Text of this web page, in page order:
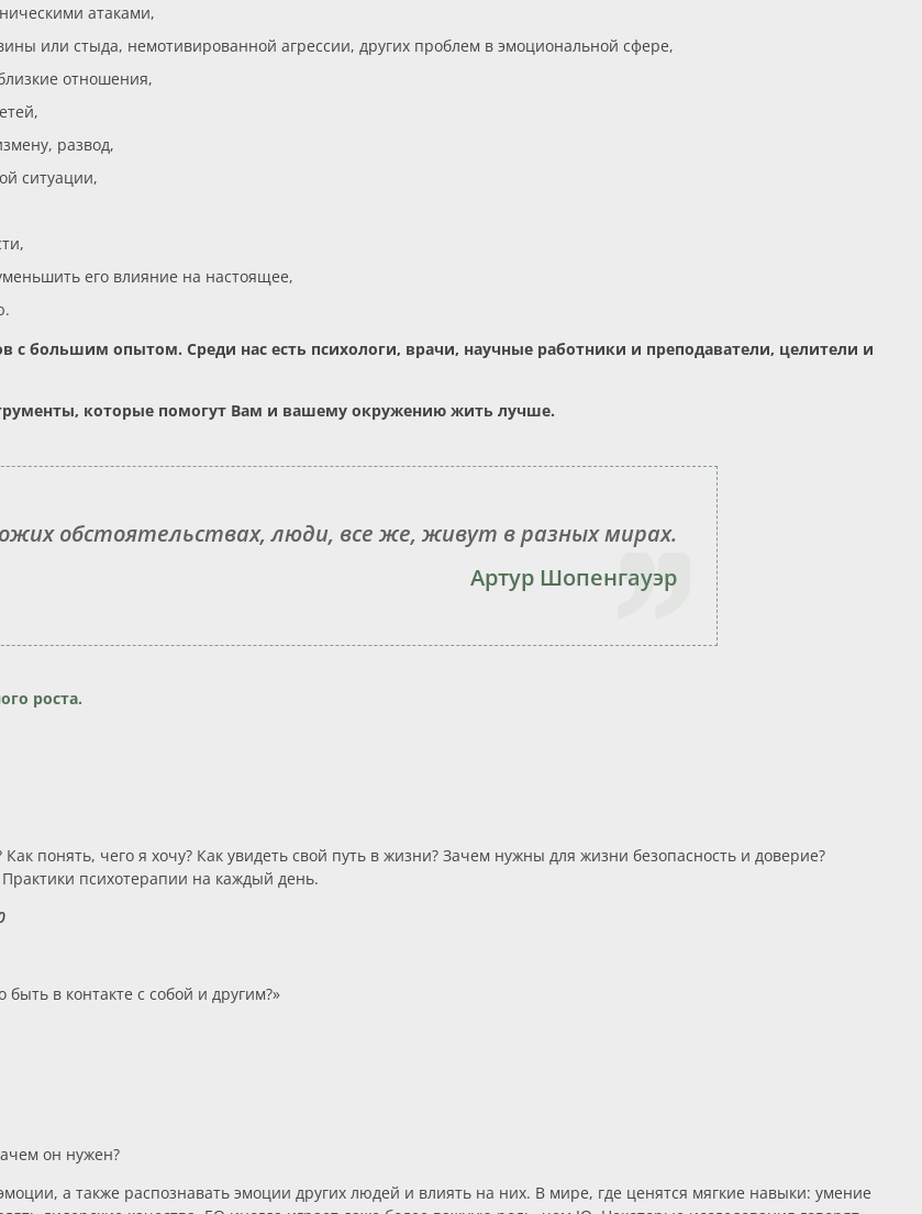
атаками,
или стыда, немотивированной агрессии, других проблем в эмоциональной сфере,
отношения,
развод,
ситуации,
его влияние на настоящее,
с большим опытом. Среди нас есть психологи, врачи, научные работники и преподаватели, целители и
которые помогут Вам и вашему окружению жить лучше.
обстоятельствах, люди, все же, живут в разных мирах.
Артур Шопенгауэр
роста.
понять, чего я хочу? Как увидеть свой путь в жизни? Зачем нужны для жизни безопасность и доверие?
психотерапии на каждый день.
в контакте с собой и другим?»
он нужен?
а также распознавать эмоции других людей и влиять на них. В мире, где ценятся мягкие навыки: умение